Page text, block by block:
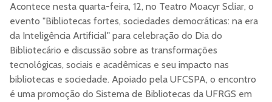
Acontece nesta quarta-feira, 12, no Teatro Moacyr Scliar, o
evento "Bibliotecas fortes, sociedades democráticas: na era
da Inteligência Artificial" para celebração do Dia do
Bibliotecário e discussão sobre as transformações
tecnológicas, sociais e acadêmicas e seu impacto nas
bibliotecas e sociedade. Apoiado pela UFCSPA, o encontro
é uma promoção do Sistema de Bibliotecas da UFRGS em